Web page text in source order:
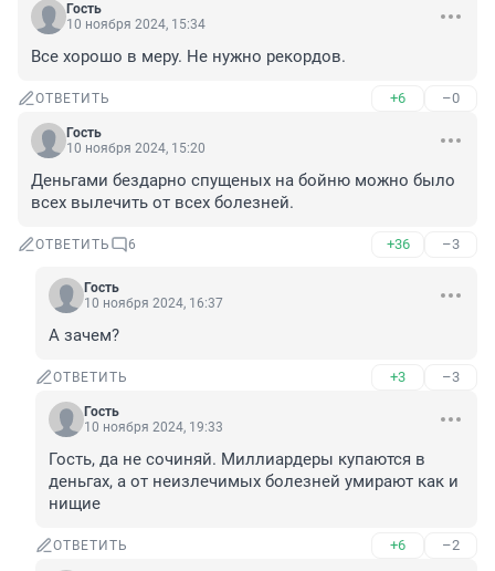
Гость
10 ноября 2024, 15:34
Все хорошо в меру. Не нужно рекордов.
ОТВЕТИТЬ +6 –0
Гость
10 ноября 2024, 15:20
Деньгами бездарно спущеных на бойню можно было
всех вылечить от всех болезней.
ОТВЕТИТЬ 6 +36 –3
Гость
10 ноября 2024, 16:37
А зачем?
ОТВЕТИТЬ +3 –3
Гость
10 ноября 2024, 19:33
Гость, да не сочиняй. Миллиардеры купаются в
деньгах, а от неизлечимых болезней умирают как и
нищие
ОТВЕТИТЬ +6 –2